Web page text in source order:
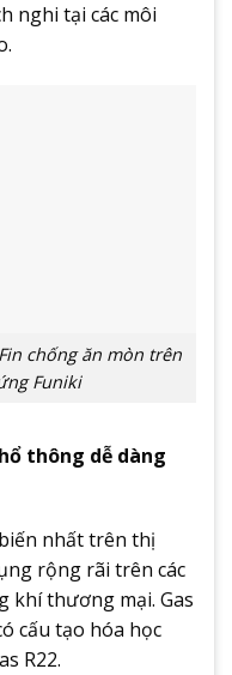
nghi tại các môi
chống ăn mòn trên
Funiki
thông dễ dàng
nhất trên thị
rộng rãi trên các
khí thương mại. Gas
cấu tạo hóa học
R22.